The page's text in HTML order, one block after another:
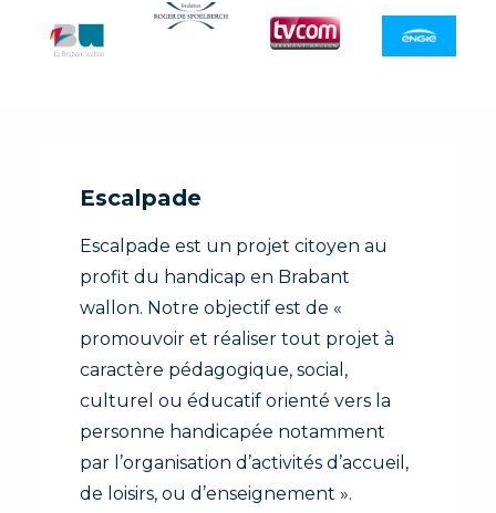
Escalpade
Escalpade est un projet citoyen au
profit du handicap en Brabant
wallon. Notre objectif est de «
promouvoir et réaliser tout projet à
caractère pédagogique, social,
culturel ou éducatif orienté vers la
personne handicapée notamment
par l’organisation d’activités d’accueil,
de loisirs, ou d’enseignement ».